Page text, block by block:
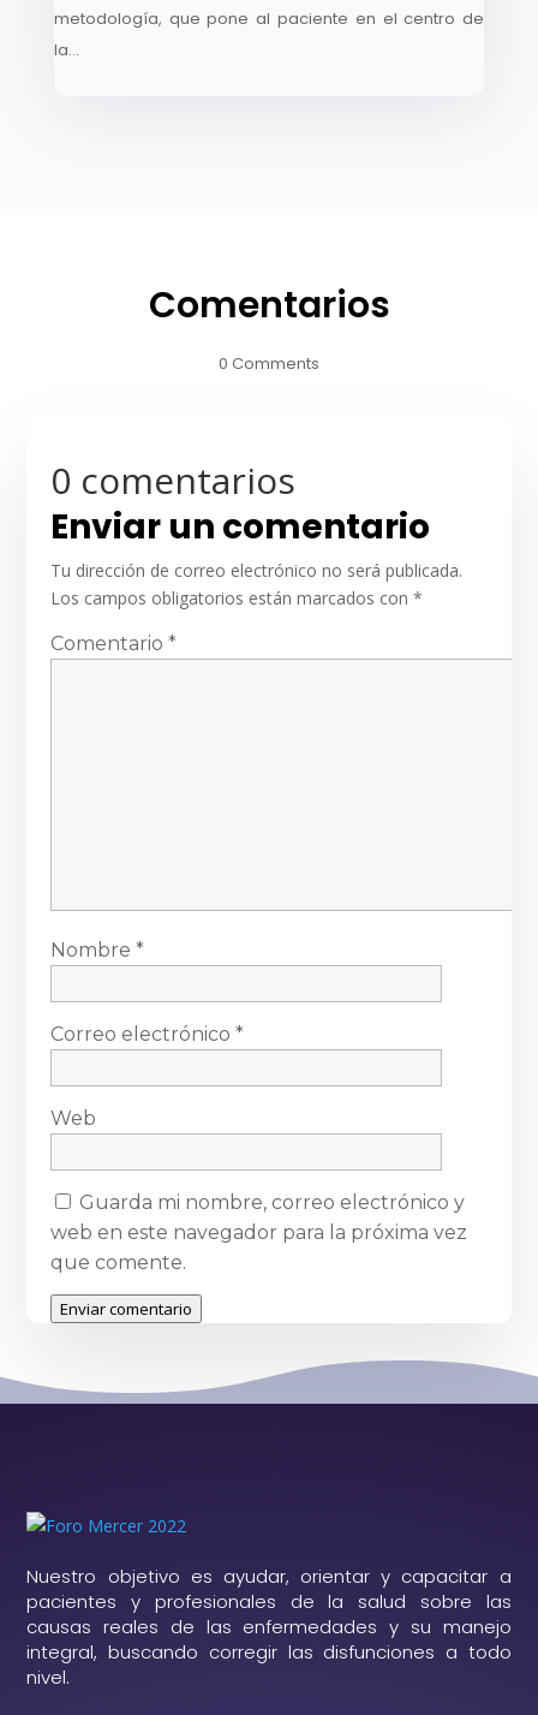
metodología, que pone al paciente en el centro de
la...
Comentarios
0 Comments
0 comentarios
Enviar un comentario
Tu dirección de correo electrónico no será publicada.
Los campos obligatorios están marcados con*
Comentario*
Nombre*
Correo electrónico*
Web
Guarda mi nombre, correo electrónico y
web en este navegador para la próxima vez
que comente.
Enviar comentario
Nuestro objetivo es ayudar, orientar y capacitar a
pacientes y profesionales de la salud sobre las
causas reales de las enfermedades y su manejo
integral, buscando corregir las disfunciones a todo
nivel.